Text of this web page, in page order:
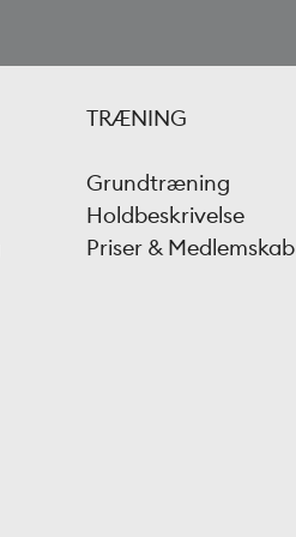
TRÆNING
Grundtræning
Holdbeskrivelse
Priser & Medlemskab